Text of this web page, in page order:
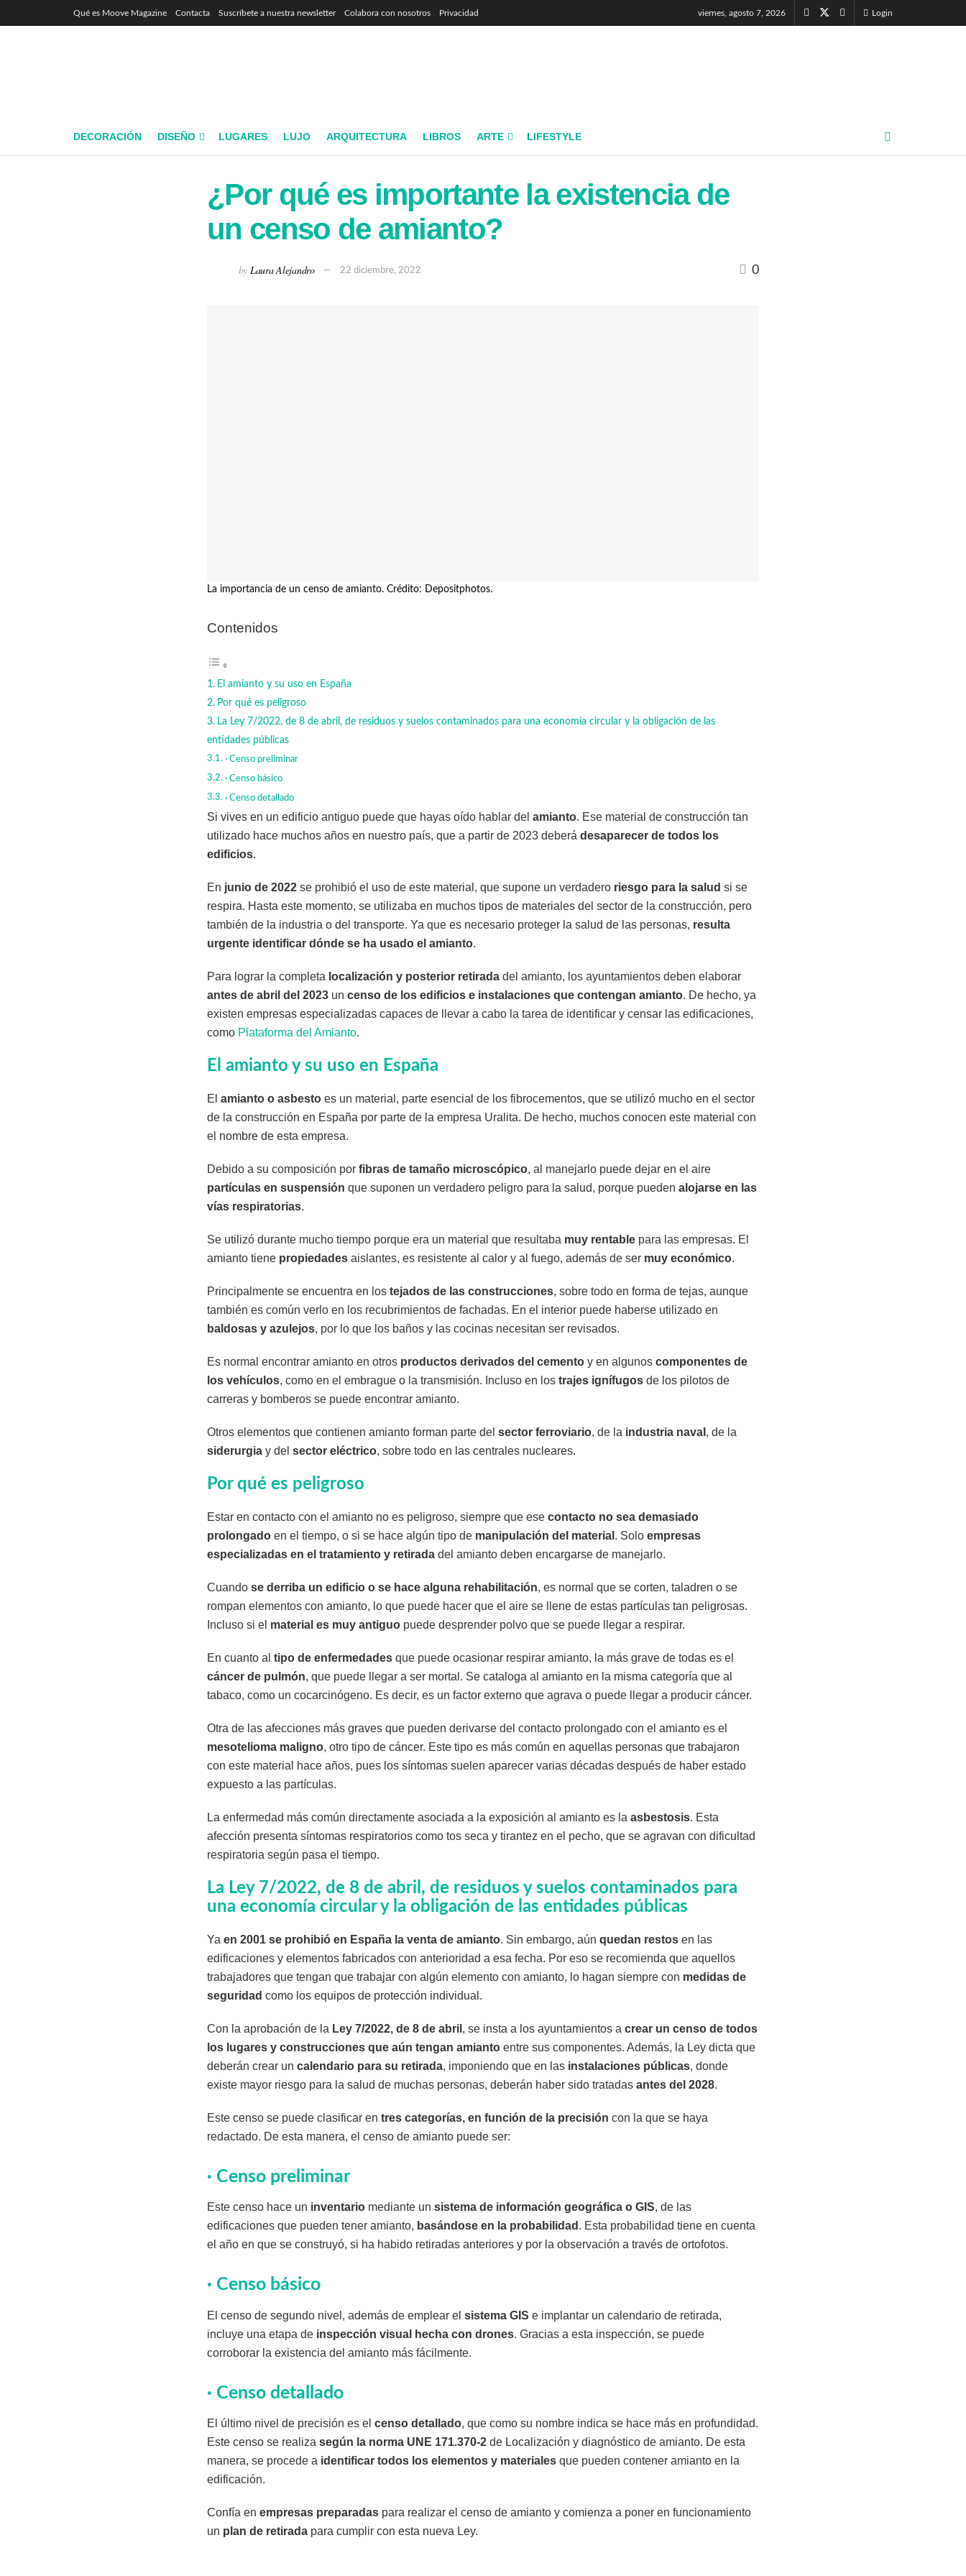
Qué es Moove Magazine Contacta Suscríbete a nuestra newsletter Colabora con nosotros Privacidad viernes, agosto 7, 2026 Login
DECORACIÓN DISEÑO LUGARES LUJO ARQUITECTURA LIBROS ARTE LIFESTYLE
¿Por qué es importante la existencia de
un censo de amianto?
by Laura Alejandro 22 diciembre, 2022 0
La importancia de un censo de amianto. Crédito: Depositphotos.
Contenidos
El amianto y su uso en España
Por qué es peligroso
La Ley 7/2022, de 8 de abril, de residuos y suelos contaminados para una economía circular y la obligación de las
entidades públicas
· Censo preliminar
· Censo básico
· Censo detallado
Si vives en un edificio antiguo puede que hayas oído hablar del amianto. Ese material de construcción tan
utilizado hace muchos años en nuestro país, que a partir de 2023 deberá desaparecer de todos los
edificios.
En junio de 2022 se prohibió el uso de este material, que supone un verdadero riesgo para la salud si se
respira. Hasta este momento, se utilizaba en muchos tipos de materiales del sector de la construcción, pero
también de la industria o del transporte. Ya que es necesario proteger la salud de las personas, resulta
urgente identificar dónde se ha usado el amianto.
Para lograr la completa localización y posterior retirada del amianto, los ayuntamientos deben elaborar
antes de abril del 2023 un censo de los edificios e instalaciones que contengan amianto. De hecho, ya
existen empresas especializadas capaces de llevar a cabo la tarea de identificar y censar las edificaciones,
como Plataforma del Amianto.
El amianto y su uso en España
El amianto o asbesto es un material, parte esencial de los fibrocementos, que se utilizó mucho en el sector
de la construcción en España por parte de la empresa Uralita. De hecho, muchos conocen este material con
el nombre de esta empresa.
Debido a su composición por fibras de tamaño microscópico, al manejarlo puede dejar en el aire
partículas en suspensión que suponen un verdadero peligro para la salud, porque pueden alojarse en las
vías respiratorias.
Se utilizó durante mucho tiempo porque era un material que resultaba muy rentable para las empresas. El
amianto tiene propiedades aislantes, es resistente al calor y al fuego, además de ser muy económico.
Principalmente se encuentra en los tejados de las construcciones, sobre todo en forma de tejas, aunque
también es común verlo en los recubrimientos de fachadas. En el interior puede haberse utilizado en
baldosas y azulejos, por lo que los baños y las cocinas necesitan ser revisados.
Es normal encontrar amianto en otros productos derivados del cemento y en algunos componentes de
los vehículos, como en el embrague o la transmisión. Incluso en los trajes ignífugos de los pilotos de
carreras y bomberos se puede encontrar amianto.
Otros elementos que contienen amianto forman parte del sector ferroviario, de la industria naval , de la
siderurgia y del sector eléctrico, sobre todo en las centrales nucleares.
Por qué es peligroso
Estar en contacto con el amianto no es peligroso, siempre que ese contacto no sea demasiado
prolongado en el tiempo, o si se hace algún tipo de manipulación del material . Solo empresas
especializadas en el tratamiento y retirada del amianto deben encargarse de manejarlo.
Cuando se derriba un edificio o se hace alguna rehabilitación, es normal que se corten, taladren o se
rompan elementos con amianto, lo que puede hacer que el aire se llene de estas partículas tan peligrosas.
Incluso si el material es muy antiguo puede desprender polvo que se puede llegar a respirar.
En cuanto al tipo de enfermedades que puede ocasionar respirar amianto, la más grave de todas es el
cáncer de pulmón, que puede llegar a ser mortal. Se cataloga al amianto en la misma categoría que al
tabaco, como un cocarcinógeno. Es decir, es un factor externo que agrava o puede llegar a producir cáncer.
Otra de las afecciones más graves que pueden derivarse del contacto prolongado con el amianto es el
mesotelioma maligno, otro tipo de cáncer. Este tipo es más común en aquellas personas que trabajaron
con este material hace años, pues los síntomas suelen aparecer varias décadas después de haber estado
expuesto a las partículas.
La enfermedad más común directamente asociada a la exposición al amianto es la asbestosis. Esta
afección presenta síntomas respiratorios como tos seca y tirantez en el pecho, que se agravan con dificultad
respiratoria según pasa el tiempo.
La Ley 7/2022, de 8 de abril, de residuos y suelos contaminados para
una economía circular y la obligación de las entidades públicas
Ya en 2001 se prohibió en España la venta de amianto. Sin embargo, aún quedan restos en las
edificaciones y elementos fabricados con anterioridad a esa fecha. Por eso se recomienda que aquellos
trabajadores que tengan que trabajar con algún elemento con amianto, lo hagan siempre con medidas de
seguridad como los equipos de protección individual.
Con la aprobación de la Ley 7/2022, de 8 de abril , se insta a los ayuntamientos a crear un censo de todos
los lugares y construcciones que aún tengan amianto entre sus componentes. Además, la Ley dicta que
deberán crear un calendario para su retirada, imponiendo que en las instalaciones públicas, donde
existe mayor riesgo para la salud de muchas personas, deberán haber sido tratadas antes del 2028.
Este censo se puede clasificar en tres categorías, en función de la precisión con la que se haya
redactado. De esta manera, el censo de amianto puede ser:
· Censo preliminar
Este censo hace un inventario mediante un sistema de información geográfica o GIS, de las
edificaciones que pueden tener amianto, basándose en la probabilidad . Esta probabilidad tiene en cuenta
el año en que se construyó, si ha habido retiradas anteriores y por la observación a través de ortofotos.
· Censo básico
El censo de segundo nivel, además de emplear el sistema GIS e implantar un calendario de retirada,
incluye una etapa de inspección visual hecha con drones. Gracias a esta inspección, se puede
corroborar la existencia del amianto más fácilmente.
· Censo detallado
El último nivel de precisión es el censo detallado, que como su nombre indica se hace más en profundidad.
Este censo se realiza según la norma UNE 171.370-2 de Localización y diagnóstico de amianto. De esta
manera, se procede a identificar todos los elementos y materiales que pueden contener amianto en la
edificación.
Confía en empresas preparadas para realizar el censo de amianto y comienza a poner en funcionamiento
un plan de retirada para cumplir con esta nueva Ley.